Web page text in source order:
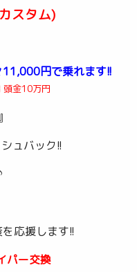
スタム)
円で乗れます!!
金10万円
ュバック!!
応援します!!
パー交換